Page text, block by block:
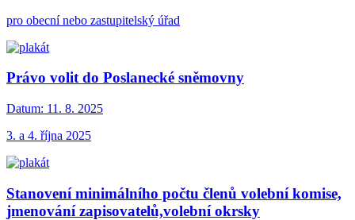
pro obecní nebo zastupitelský úřad
Právo volit do Poslanecké sněmovny
Datum: 11. 8. 2025
3. a 4. října 2025
Stanovení minimálního počtu členů volební komise,
jmenování zapisovatelů,volební okrsky